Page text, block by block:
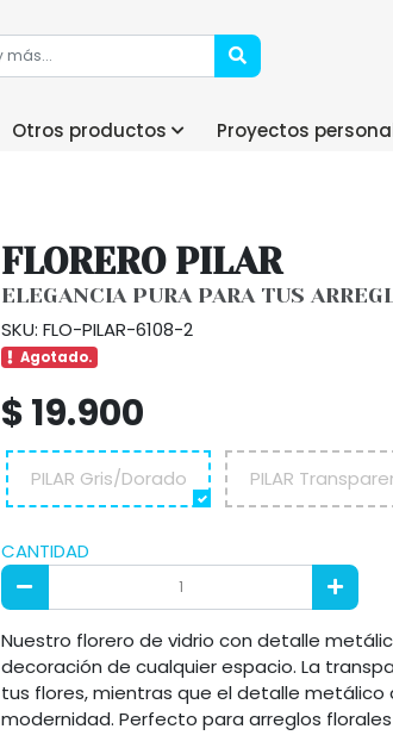
Otros productos Proyectos
FLORERO PILAR
ELEGANCIA PURA PARA TUS
SKU: FLO-PILAR-6108-2
Agotado.
$ 19.900
PILAR Gris/Dorado PILAR
CANTIDAD
Nuestro florero de vidrio con detalle
decoración de cualquier espacio. La
tus flores, mientras que el detalle
modernidad. Perfecto para arreglos